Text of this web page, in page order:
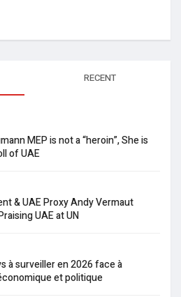
RECENT
MEP is not a “heroin”, She is
of UAE
& UAE Proxy Andy Vermaut
UAE at UN
à surveiller en 2026 face à
et politique